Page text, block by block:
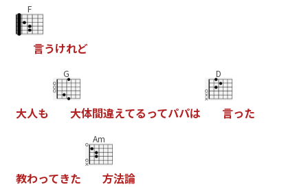
F
言うけれど
大人も
G
大体間違えてるってパパは
D
言った
教わってきた
Am
方法論